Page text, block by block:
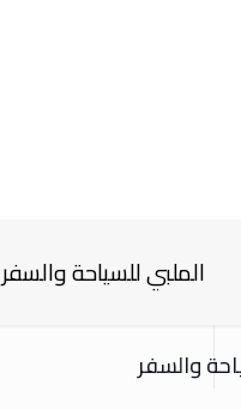
الملبي للسياحة والسفر
والسفر